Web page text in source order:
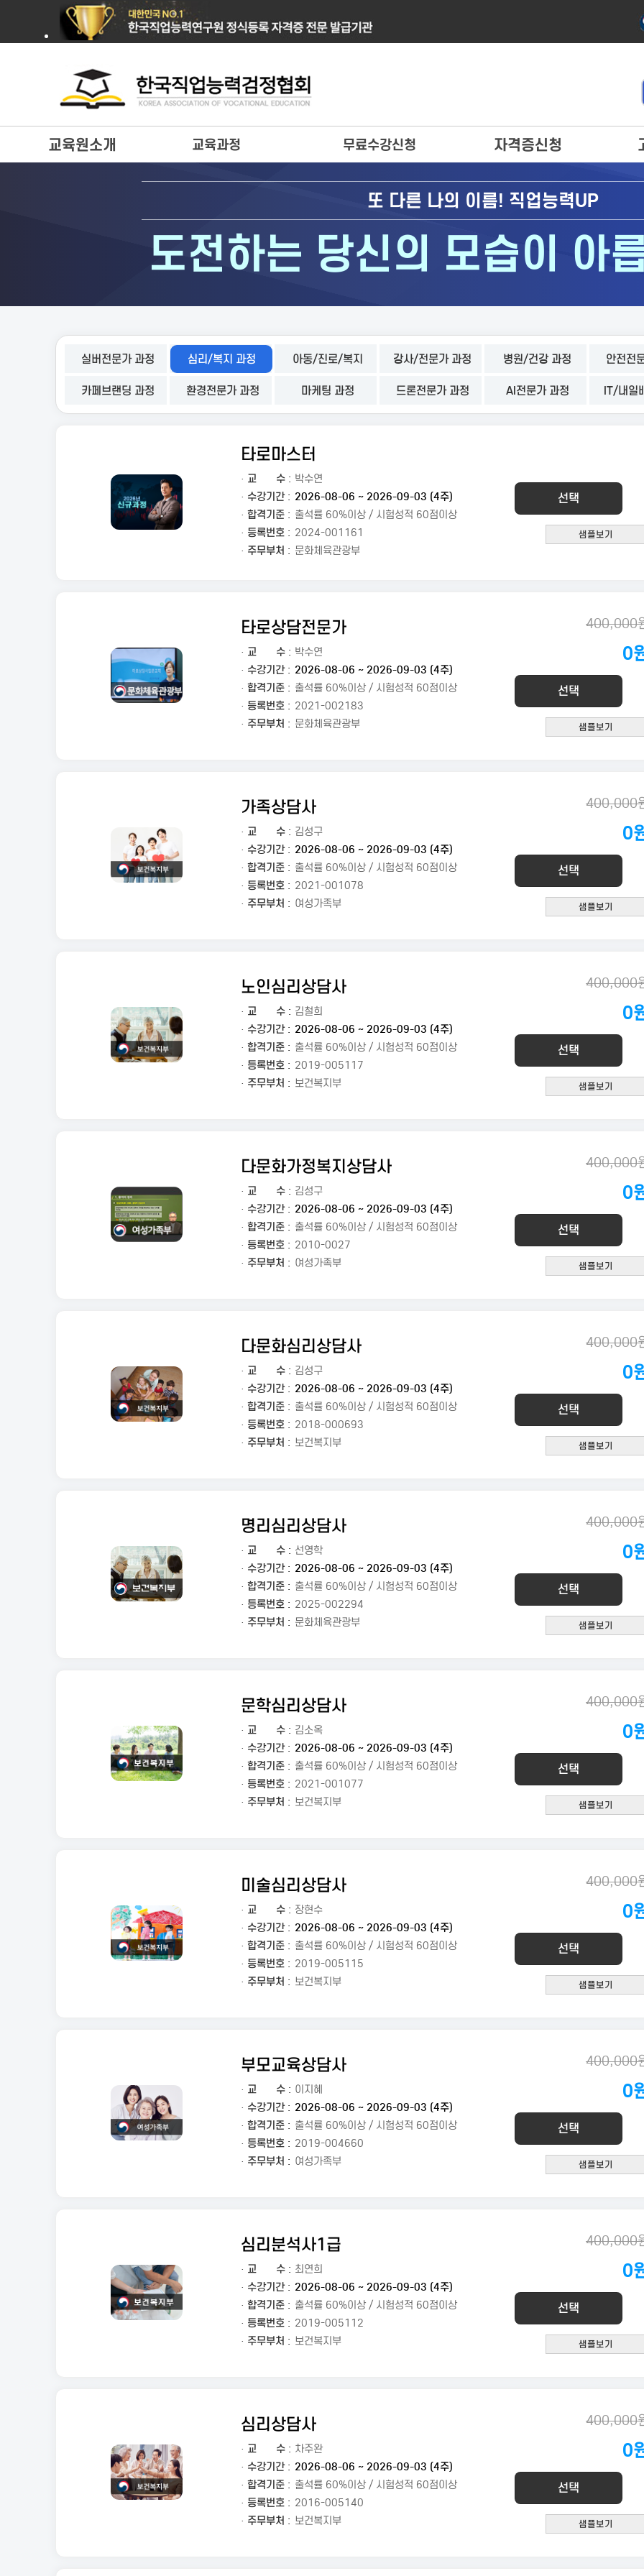
교육원소개 교육과정 무료수강신청 자격증신청
또 다른 나의 이름! 직업능력UP
도전하는 당신의 모습이 아
실버전문가 과정 심리/복지 과정 아동/진로/복지 강사/전문가 과정 병원/건강 과정 안전전
카페브랜딩 과정 환경전문가 과정 마케팅 과정 드론전문가 과정 AI전문가 과정 IT/내일
타로마스터
· 교 수 : 박수연
· 수강기간 : 2026-08-06 ~ 2026-09-03 (4주)
· 합격기준 : 출석률 60%이상 / 시험성적 60점이상
· 등록번호 : 2024-001161
· 주무부처 : 문화체육관광부
선택
타로상담전문가
· 교 수 : 박수연
· 수강기간 : 2026-08-06 ~ 2026-09-03 (4주)
· 합격기준 : 출석률 60%이상 / 시험성적 60점이상
· 등록번호 : 2021-002183
· 주무부처 : 문화체육관광부
400,000
0
선택
가족상담사
· 교 수 : 김성구
· 수강기간 : 2026-08-06 ~ 2026-09-03 (4주)
· 합격기준 : 출석률 60%이상 / 시험성적 60점이상
· 등록번호 : 2021-001078
· 주무부처 : 여성가족부
400,000
0
선택
노인심리상담사
· 교 수 : 김철희
· 수강기간 : 2026-08-06 ~ 2026-09-03 (4주)
· 합격기준 : 출석률 60%이상 / 시험성적 60점이상
· 등록번호 : 2019-005117
· 주무부처 : 보건복지부
400,000
0
선택
다문화가정복지상담사
· 교 수 : 김성구
· 수강기간 : 2026-08-06 ~ 2026-09-03 (4주)
· 합격기준 : 출석률 60%이상 / 시험성적 60점이상
· 등록번호 : 2010-0027
· 주무부처 : 여성가족부
400,000
0
선택
다문화심리상담사
· 교 수 : 김성구
· 수강기간 : 2026-08-06 ~ 2026-09-03 (4주)
· 합격기준 : 출석률 60%이상 / 시험성적 60점이상
· 등록번호 : 2018-000693
· 주무부처 : 보건복지부
400,000
0
선택
명리심리상담사
· 교 수 : 선영학
· 수강기간 : 2026-08-06 ~ 2026-09-03 (4주)
· 합격기준 : 출석률 60%이상 / 시험성적 60점이상
· 등록번호 : 2025-002294
· 주무부처 : 문화체육관광부
400,000
0
선택
문학심리상담사
· 교 수 : 김소옥
· 수강기간 : 2026-08-06 ~ 2026-09-03 (4주)
· 합격기준 : 출석률 60%이상 / 시험성적 60점이상
· 등록번호 : 2021-001077
· 주무부처 : 보건복지부
400,000
0
선택
미술심리상담사
· 교 수 : 장현수
· 수강기간 : 2026-08-06 ~ 2026-09-03 (4주)
· 합격기준 : 출석률 60%이상 / 시험성적 60점이상
· 등록번호 : 2019-005115
· 주무부처 : 보건복지부
400,000
0
선택
부모교육상담사
· 교 수 : 이지혜
· 수강기간 : 2026-08-06 ~ 2026-09-03 (4주)
· 합격기준 : 출석률 60%이상 / 시험성적 60점이상
· 등록번호 : 2019-004660
· 주무부처 : 여성가족부
400,000
0
선택
심리분석사1급
· 교 수 : 최연희
· 수강기간 : 2026-08-06 ~ 2026-09-03 (4주)
· 합격기준 : 출석률 60%이상 / 시험성적 60점이상
· 등록번호 : 2019-005112
· 주무부처 : 보건복지부
400,000
0
선택
심리상담사
· 교 수 : 차주완
· 수강기간 : 2026-08-06 ~ 2026-09-03 (4주)
· 합격기준 : 출석률 60%이상 / 시험성적 60점이상
· 등록번호 : 2016-005140
· 주무부처 : 보건복지부
400,000
0
선택